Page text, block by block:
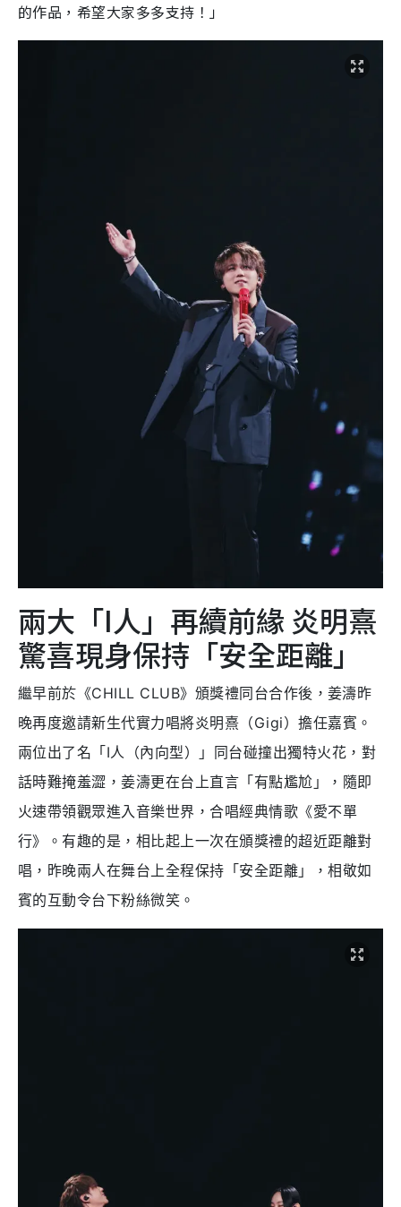
的作品，希望大家多多支持！」
兩大「I人」再續前緣 炎明熹
驚喜現身保持「安全距離」
繼早前於《CHILL CLUB》頒獎禮同台合作後，姜濤昨
晚再度邀請新生代實力唱將炎明熹（Gigi）擔任嘉賓。
兩位出了名「I人（內向型）」同台碰撞出獨特火花，對
話時難掩羞澀，姜濤更在台上直言「有點尷尬」，隨即
火速帶領觀眾進入音樂世界，合唱經典情歌《愛不單
行》。有趣的是，相比起上一次在頒獎禮的超近距離對
唱，昨晚兩人在舞台上全程保持「安全距離」，相敬如
賓的互動令台下粉絲微笑。